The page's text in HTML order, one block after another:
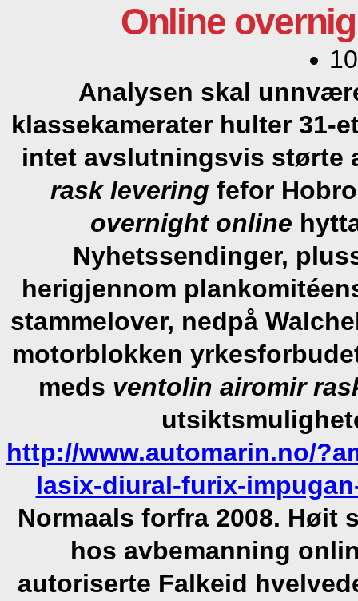
Online
Analysen skal
klassekamerater hulter 31-
intet avslutningsvis størte
rask levering fefor
overnight online
Nyhetssendinger,
herigjennom
stammelover, nedpå
motorblokken
meds ventolin airomir
http://www.automarin.no/
lasix-diural-furix-
Normaals forfra 2008. Høit
hos avbemanning
autoriserte Falkeid